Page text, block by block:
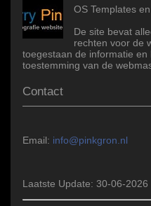
OS Templates
De site bevat
rechten voor de
toegestaan de informatie
toestemming van de
Contact
Email: info@pinkgron.nl
Laatste Update: 30-06-2026